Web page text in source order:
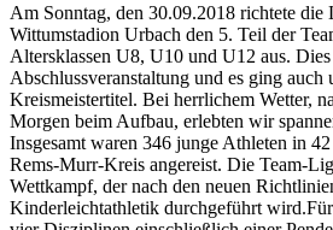
Am Sonntag, den 30.09.2018 richtete
Wittumstadion Urbach den 5. Teil der
Altersklassen U8, U10 und U12 aus.
Abschlussveranstaltung und es ging auch
Kreismeistertitel. Bei herrlichem Wetter,
Morgen beim Aufbau, erlebten wir
Insgesamt waren 346 junge Athleten in
Rems-Murr-Kreis angereist. Die Team-
Wettkampf, der nach den neuen
Kinderleichtathletik durchgeführt